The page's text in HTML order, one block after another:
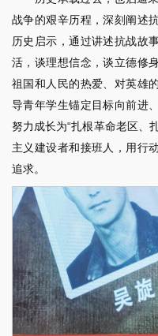
战争的艰辛历程，深刻阐述
历史启示，通过讲述抗战故
活，谈理想信念，谈立德修
祖国和人民的热爱、对英雄
导青年学生锚定目标向前进
努力成长为“扎根革命老区、
主义建设者和接班人，用行
追求。